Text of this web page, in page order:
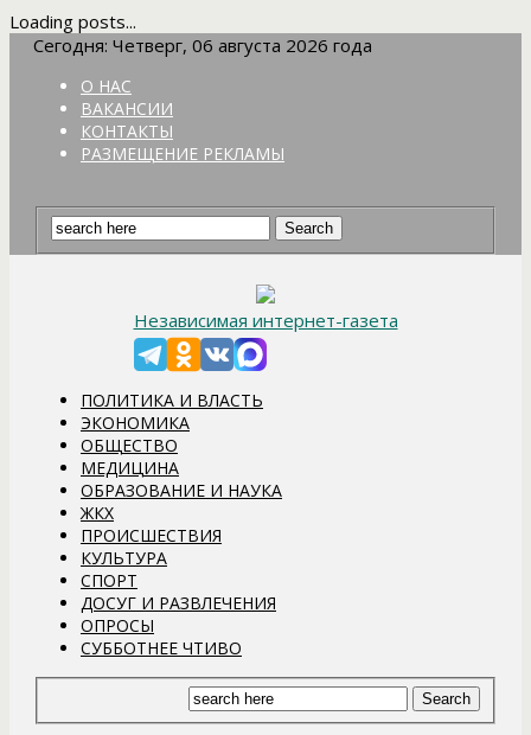
Loading posts...
Сегодня: Четверг, 06 августа 2026 года
О НАС
ВАКАНСИИ
КОНТАКТЫ
РАЗМЕЩЕНИЕ РЕКЛАМЫ
Независимая интернет-газета
ПОЛИТИКА И ВЛАСТЬ
ЭКОНОМИКА
ОБЩЕСТВО
МЕДИЦИНА
ОБРАЗОВАНИЕ И НАУКА
ЖКХ
ПРОИСШЕСТВИЯ
КУЛЬТУРА
СПОРТ
ДОСУГ И РАЗВЛЕЧЕНИЯ
ОПРОСЫ
СУББОТНЕЕ ЧТИВО